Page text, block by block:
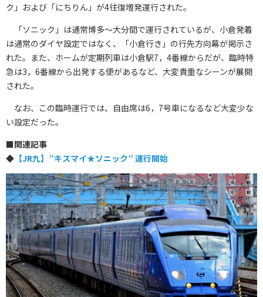
ク」および「にちりん」が4往復増発運行された。
「ソニック」は通常博多～大分間で運行されているが、小倉発着
は通常のダイヤ設定ではなく、「小倉行き」の行先方向幕が掲示さ
れた。また、ホームが定期列車は小倉駅7，4番線からだが、臨時特
急は3，6番線から出発する便があるなど、大変貴重なシーンが展開
された。
なお、この臨時運行では、自由席は6，7号車になるなど大変少な
い設定だった。
■関連記事
◆ 【JR九】”キスマイ★ソニック” 運行開始